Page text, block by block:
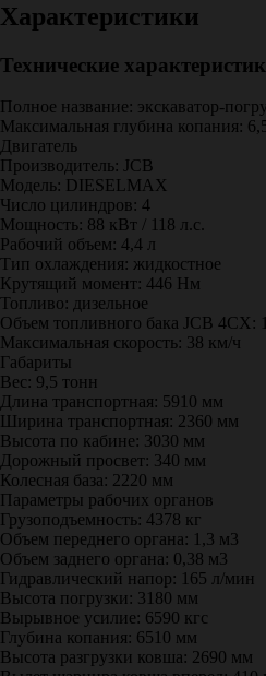
Характеристики
Технические
Полное название: экскаватор-
Максимальная глубина копания:
Двигатель
Производитель: JCB
Модель: DIESELMAX
Число цилиндров: 4
Мощность: 88 кВт / 118 л.с.
Рабочий объем: 4,4 л
Тип охлаждения: жидкостное
Крутящий момент: 446 Нм
Топливо: дизельное
Объем топливного бака JCB 4CX:
Максимальная скорость: 38 км/ч
Габариты
Вес: 9,5 тонн
Длина транспортная: 5910 мм
Ширина транспортная: 2360 мм
Высота по кабине: 3030 мм
Дорожный просвет: 340 мм
Колесная база: 2220 мм
Параметры рабочих органов
Грузоподъемность: 4378 кг
Объем переднего органа: 1,3 м3
Объем заднего органа: 0,38 м3
Гидравлический напор: 165 л/мин
Высота погрузки: 3180 мм
Вырывное усилие: 6590 кгс
Глубина копания: 6510 мм
Высота разгрузки ковша: 2690 мм